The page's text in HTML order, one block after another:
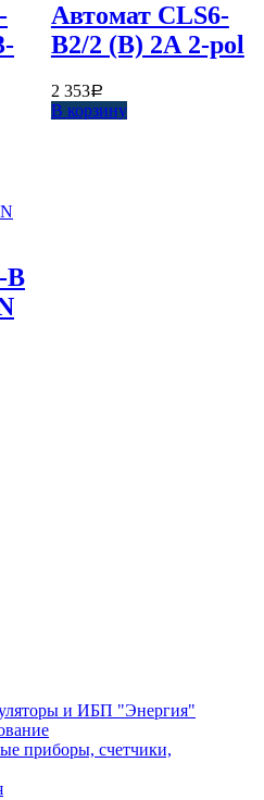
Автомат CLS6-
B2/2 (B) 2А 2-pol
2 353Р
В корзину
B
и ИБП "Энергия"
приборы, счетчики,